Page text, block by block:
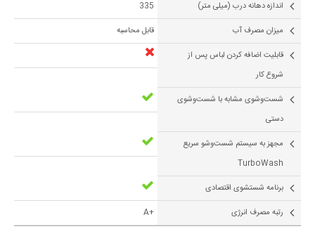
اندازه دهانه درب (میلی متر)
335
میزان مصرف آب
قابل محاسبه
قابلیت اضافه کردن لباس پس از
شروع کار
شست‌وشوی مشابه با شست‌وشوی
دستی
مجهز به سیستم شست‌وشو سریع
TurboWash
برنامه شستشوی اقتصادی
رتبه مصرف انرژی
+A